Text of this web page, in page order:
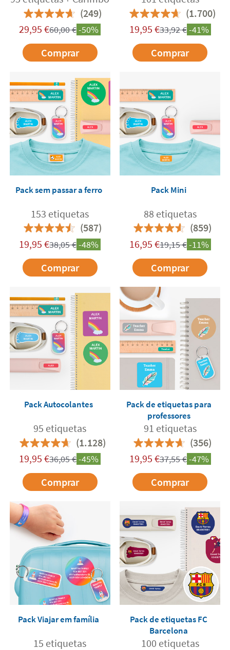
(249)
29,95 €60,00€-50%
Comprar
(1.700)
19,95 €33,92€-41%
Comprar
Pack sem passar a ferro
153 etiquetas
(587)
19,95 €38,05€-48%
Comprar
Pack Mini
88 etiquetas
(859)
16,95 €19,15€-11%
Comprar
Pack Autocolantes
95 etiquetas
(1.128)
19,95 €36,05€-45%
Comprar
Pack de etiquetas para
professores
91 etiquetas
(356)
19,95 €37,55€-47%
Comprar
Pack Viajar em família
15 etiquetas
Pack de etiquetas FC
Barcelona
100 etiquetas